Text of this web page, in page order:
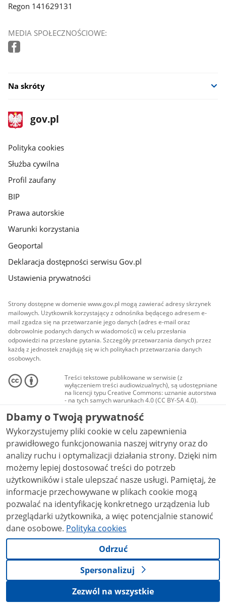
Regon 141629131
MEDIA SPOŁECZNOŚCIOWE:
Na skróty
stopka
gov.pl
Strona
gov.pl
gov.pl
Polityka cookies
Służba cywilna
Profil zaufany
BIP
Prawa autorskie
Warunki korzystania
Geoportal
Deklaracja dostępności serwisu Gov.pl
Ustawienia prywatności
Strony dostępne w domenie www.gov.pl mogą zawierać adresy skrzynek
mailowych. Użytkownik korzystający z odnośnika będącego adresem e-
mail zgadza się na przetwarzanie jego danych (adres e-mail oraz
dobrowolnie podanych danych w wiadomości) w celu przesłania
odpowiedzi na przesłane pytania. Szczegóły przetwarzania danych przez
każdą z jednostek znajdują się w ich politykach przetwarzania danych
osobowych.
Treści tekstowe publikowane w serwisie (z
wyłączeniem treści audiowizualnych), są udostępniane
na licencji typu Creative Commons: uznanie autorstwa
- na tych samych warunkach 4.0 (CC BY-SA 4.0).
Materiały audiowizualne, w tym zdjęcia, materiały
audio i wideo, są udostępniane na licencji typu
Creative Commons: uznanie autorstwa użycie
niekomercyjne - bez utworów zależnych 4.0 (CC BY-
NC-ND 4.0), o ile nie jest to stwierdzone inaczej.
Dbamy o Twoją prywatność
Wykorzystujemy pliki cookie w celu zapewnienia
prawidłowego funkcjonowania naszej witryny oraz do
analizy ruchu i optymalizacji działania strony. Dzięki nim
możemy lepiej dostosować treści do potrzeb
użytkowników i stale ulepszać nasze usługi. Pamiętaj, że
informacje przechowywane w plikach cookie mogą
pozwalać na identyfikację konkretnego urządzenia lub
przeglądarki użytkownika, a więc potencjalnie stanowić
dane osobowe. Polityka cookies
Odrzuć
Spersonalizuj
Zezwól na wszystkie